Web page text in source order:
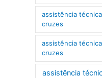
assistência
cruzes
assistência
cruzes
assistência